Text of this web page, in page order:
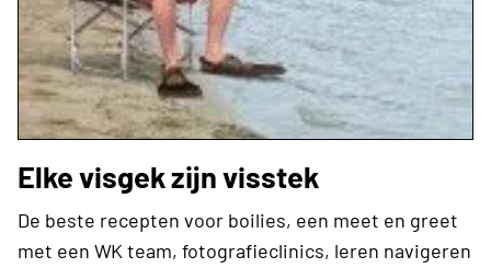
Elke visgek zijn visstek
De beste recepten voor boilies, een meet en greet
met een WK team, fotografieclinics, leren navigeren